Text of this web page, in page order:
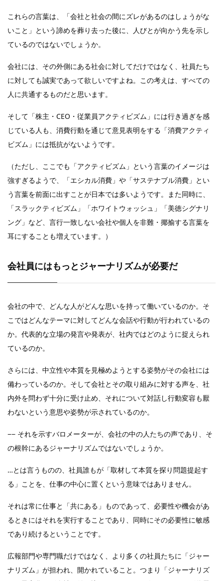
これらの言葉は、「会社と社会の間にズレがあるのはしょうがな
いこと」という諦めを葬り去った後に、人びとが向かう先を示し
ているのではないでしょうか。
会社には、その外側にある社会に対してだけではなく、社員たち
に対しても誠実であって欲しいですよね。この考えは、すべての
人に共通するものだと思います。
そして「株主・CEO・従業員アクティビズム」には行き過ぎを感
じている人も、消費行動を通じて意見表明をする「消費アクティ
ビズム」には抵抗がないようです。
（ただし、ここでも「アクティビズム」という言葉のイメージは
強すぎるようで、「エシカル消費」や「サステナブル消費」とい
う言葉を前面に出すことが日本では多いようです。また同時に、
「スラックティビズム」「ホワイトウォッシュ」「美徳シグナリ
ング」など、言行一致しない会社や個人を非難・揶揄する言葉を
耳にすることも増えています。）
会社員にはもっとジャーナリズムが必要だ
会社の中で、どんな人がどんな思いを持って働いているのか。そ
こではどんなテーマに対してどんな会話や行動が行われているの
か。代表的な立場の発言や発表が、社内ではどのように捉えられ
ているのか。
さらには、中立性や本質を見極めようとする姿勢がその会社には
備わっているのか。そして会社とその取り組みに対する声を、社
内外を問わず十分に受け止め、それについて対話し行動変容も厭
わないという意思や姿勢が示されているのか。
−− それを示すバロメーターが、会社の中の人たちの声であり、そ
の根幹にあるジャーナリズムではないでしょうか。
…とは言うものの、社員誰もが「取材して本質を探り問題提起す
る」ことを、仕事の中心に置くという意味ではありません。
それは常に仕事と「共にある」ものであって、必要性や機会があ
るときにはそれを実行することであり、同時にその必要性に敏感
であり続けるということです。
広報部門や専門職だけではなく、より多くの社員たちに「ジャー
ナリズム」が担われ、開かれていること。つまり「ジャーナリズ